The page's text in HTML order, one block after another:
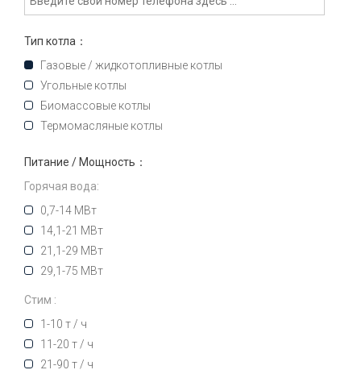
Тип котла：
Газовые / жидкотопливные котлы
Угольные котлы
Биомассовые котлы
Термомасляные котлы
Питание / Мощность：
Горячая вода:
0,7-14 МВт
14,1-21 МВт
21,1-29 МВт
29,1-75 МВт
Стим :
1-10 т / ч
11-20 т / ч
21-90 т / ч